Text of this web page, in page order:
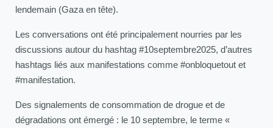
lendemain (Gaza en tête).
Les conversations ont été principalement nourries par les
discussions autour du hashtag #10septembre2025, d’autres
hashtags liés aux manifestations comme #onbloquetout et
#manifestation.
Des signalements de consommation de drogue et de
dégradations ont émergé : le 10 septembre, le terme «